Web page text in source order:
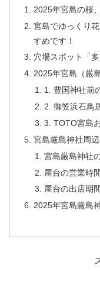
2025年宮島の桜
宮島でゆっくり
すめです！
穴場スポット「
2025年宮島（厳
1. 豊国神社前
2. 御笠浜石鳥
3. TOTO宮島
宮島厳島神社周
宮島厳島神社
屋台の営業時
屋台の出店期間
2025年宮島厳島